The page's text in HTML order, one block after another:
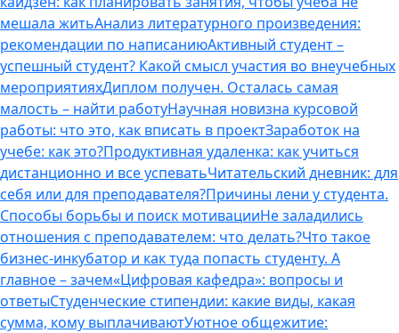
мешала житьАнализ литературного произведения:
рекомендации по написаниюАктивный студент –
успешный студент? Какой смысл участия во внеучебных
мероприятияхДиплом получен. Осталась самая
малость – найти работуНаучная новизна курсовой
работы: что это, как вписать в проектЗаработок на
учебе: как это?Продуктивная удаленка: как учиться
дистанционно и все успеватьЧитательский дневник: для
себя или для преподавателя?Причины лени у студента.
Способы борьбы и поиск мотивацииНе заладились
отношения с преподавателем: что делать?Что такое
бизнес-инкубатор и как туда попасть студенту. А
главное – зачем«Цифровая кафедра»: вопросы и
ответыСтуденческие стипендии: какие виды, какая
сумма, кому выплачиваютУютное общежитие: